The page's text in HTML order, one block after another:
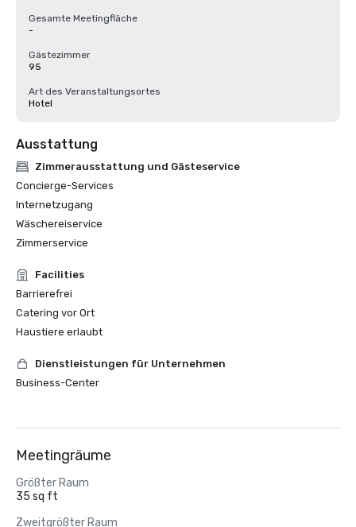
Gesamte Meetingfläche
-
Gästezimmer
95
Art des Veranstaltungsortes
Hotel
Ausstattung
Zimmerausstattung und Gästeservice
Concierge-Services
Internetzugang
Wäschereiservice
Zimmerservice
Facilities
Barrierefrei
Catering vor Ort
Haustiere erlaubt
Dienstleistungen für Unternehmen
Business-Center
Meetingräume
Größter Raum
35 sq ft
Zweitgrößter Raum